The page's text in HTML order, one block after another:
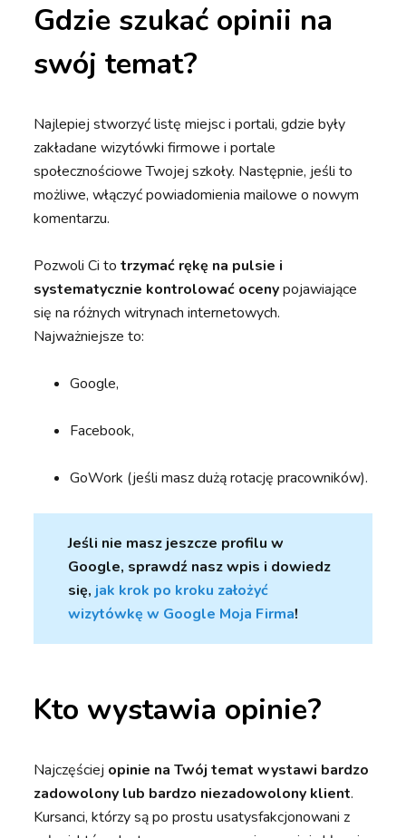
Gdzie szukać opinii na
swój temat?
Najlepiej stworzyć listę miejsc i portali, gdzie były
zakładane wizytówki firmowe i portale
społecznościowe Twojej szkoły. Następnie, jeśli to
możliwe, włączyć powiadomienia mailowe o nowym
komentarzu.
Pozwoli Ci totrzymać rękę na pulsie i
systematycznie kontrolować ocenypojawiające
się na różnych witrynach internetowych.
Najważniejsze to:
Google,
Facebook,
GoWork (jeśli masz dużą rotację pracowników).
Jeśli nie masz jeszcze profilu w
Google, sprawdź nasz wpis i dowiedz
się, jak krok po kroku założyć
wizytówkę w Google Moja Firma!
Kto wystawia opinie?
Najczęściej opinie na Twój temat wystawi bardzo
zadowolony lub bardzo niezadowolony klient.
Kursanci, którzy są po prostu usatysfakcjonowani z